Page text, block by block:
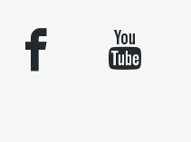
facebook youtube